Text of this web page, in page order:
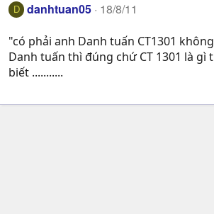
D danhtuan05 18/8/11
"có phải anh Danh tuấn CT1301
Danh tuấn thì đúng chứ CT 1301 là gì
biết ...........